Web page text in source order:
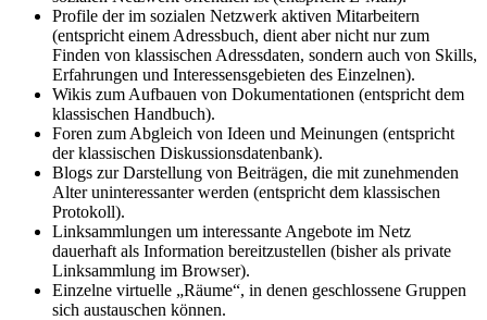
Profile der im sozialen Netzwerk aktiven Mitarbeitern
(entspricht einem Adressbuch, dient aber nicht nur zum
Finden von klassischen Adressdaten, sondern auch von Skills,
Erfahrungen und Interessensgebieten des Einzelnen).
Wikis zum Aufbauen von Dokumentationen (entspricht dem
klassischen Handbuch).
Foren zum Abgleich von Ideen und Meinungen (ent­spricht
der klassischen Diskussionsdatenbank).
Blogs zur Darstellung von Beiträgen, die mit zunehmenden
Alter uninteressanter werden (entspricht dem klassischen
Protokoll).
Linksammlungen um interessante Angebote im Netz
dauerhaft als Information bereitzustellen (bisher als private
Linksammlung im Browser).
Einzelne virtuelle „Räume“, in denen geschlossene Gruppen
sich austauschen können.